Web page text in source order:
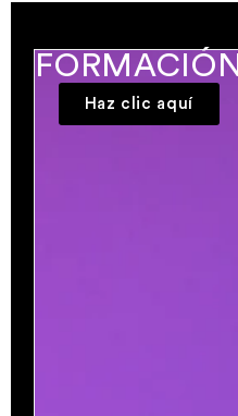
FORMACIÓN
Haz clic aquí